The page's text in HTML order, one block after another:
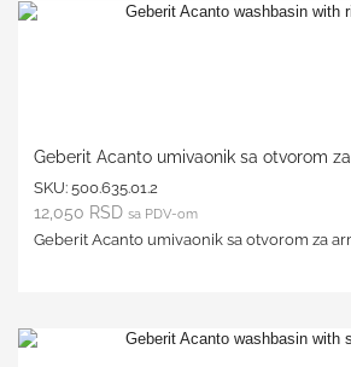
Geberit Acanto umivaonik sa otvorom
SKU: 500.635.01.2
12,050 RSD sa PDV-om
Geberit Acanto umivaonik sa otvorom za